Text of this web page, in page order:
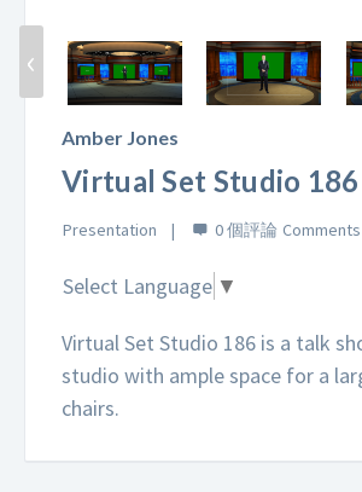
‹
Amber Jones
Virtual Set Studio 186
Presentation 0 個評論
Select Language ▼
Virtual Set Studio 186 is a talk
studio with ample space for a
chairs.